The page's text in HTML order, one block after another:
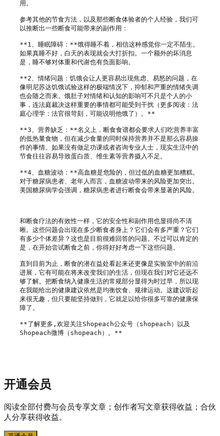
用。
参考其他的节食方法，以及那些断食体验者的个人经验，我们可
以推断出一些断食可能带来的副作用：
**1、睡眠障碍：**饿得睡不着，相信这种感觉你一定不陌生。
如果真睡不好，白天的表现就会大打折扣。一个额外的坏消息
是，睡不够对体重和代谢也有负面影响。
**2、情绪问题：饥饿会让人更容易出现焦虑、易怒的问题，在
像明尼苏达饥饿试验这样的极端情况下，抑郁和严重的情绪失调
也会随之而来。饿肚子对情绪和认知的影响可不只是个人的小
事，连法庭裁决这样重要的事情都可能受到干扰（更多阅读：法
庭心理学：法官很苛刻，可能说明他饿了）。**
**3、营养缺乏：**名义上，断食食谱都会要求人们吃营养丰富
的低热量食物，但在减少食量的同时保持营养并不是那么容易操
作的事情。如果没有做足功课或者咨询专业人士，现实生活中的
节食往往容易导致蛋白质、维生素等营养摄入不足。
**4、血糖波动：**高血糖是危险的，但过低的血糖更加糟糕。
对于糖尿病患者、老年人而言，血糖波动带来的风险更加突出。
美国糖尿病学会强调，糖尿病患者进行断食会带来显著的风险。
和断食疗法的有效性一样，它的安全性和副作用也显得尚不清
晰。这些问题会出现在多少断食者身上？它们会有多严重？它们
有多少个体差异？这也是目前很难回答的问题。不过可以肯定的
是，在开始尝试断食之前，你得好好考虑一下这些问题。
直到目前为止，断食的潜在益处看起来还更像是实验室中的前沿
进展，它有可能在将来改变我们的生活，但现在我们对它还远不
够了解。把断食纳入健康生活的常规部分显得为时过早，所以现
在我能给出的健康建议依然是均衡饮食、规律运动。这建议听起
来很无趣，但只要能坚持做到，它就足以给你很多可靠的健康保
障了。
**了解更多,欢迎关注Shopeach公众号（shopeach）以及
Shopeach微博（shopeach）。**
开通会员
阅读全部付费与会员专享文章；创作者写文章获得收益；合伙
人分享获得收益。